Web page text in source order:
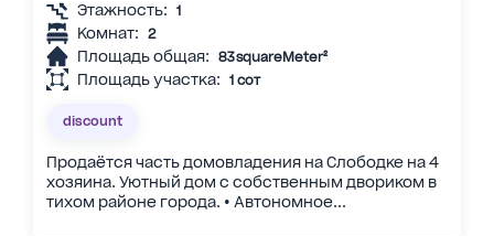
Этажность: 1
Комнат: 2
Площадь общая: 83 squareMeter²
Площадь участка: 1 сот
discount
Продаётся часть домовладения на Слободке на 4
хозяина. Уютный дом с собственным двориком в
тихом районе города. • Автономное...